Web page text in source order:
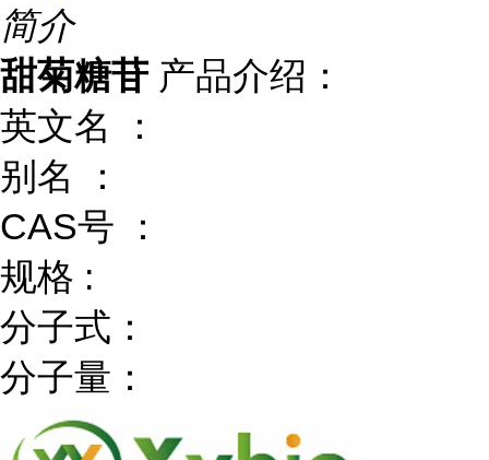
简介
甜菊糖苷 产品介绍：
英文名 ：
别名 ：
CAS号 ：
规格 :
分子式：
分子量：